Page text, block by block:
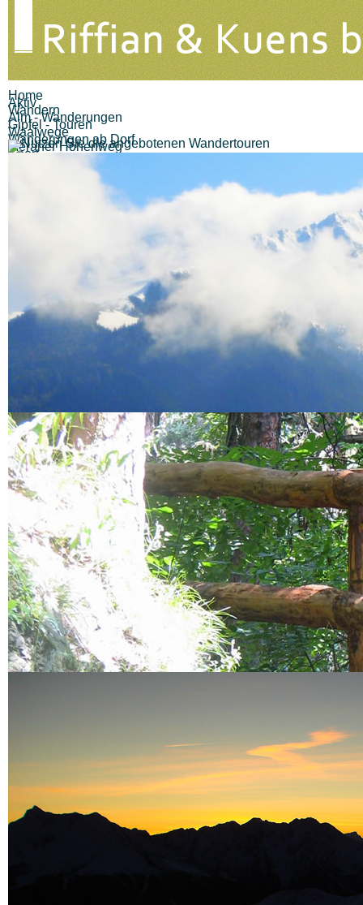
Home
Aktiv
Wandern
Alm - Wanderungen
Gipfel - Touren
Waalwege
Wanderungen ab Dorf
Meraner Höhenweg
Sport
Restaurant Löwenwirt
Pizzeria Eisdiele Pircher
Gasthof Brunner
Gasthaus Pension Walde
Gasthaus Hochegger
Berggasthaus Unteröberst
Hofschank Bergrast
Alle (6) Ergebnisse
anzeigen...
Alle (0) Ergebnisse
Pensionen
anzeigen...
Sonstiges
Urlaub auf dem Bauernhof
Berggasthöfe
Garni
Sehenswertes
Museen
Traktormuseum
Museum Passeier
Touriseum
Messner Mountain Museum
Schlösser
Schloss Tirol
Schloss Schenna
Kirchen
Wallfahrtskirche Riffian
Pfarrkirche Kuens
Sonstiges
Botanischer Garten
Erlebnisbergwerk
Schneeberg
Pflegezentrum für
Vogelfauna
Infos
Vereine
A.S.V Riffian Sektion Ski
Riffian
Über Riffian
Unsere Geschichte
Wallfahrtsort Riffian
Gemeinde Riffian
Kuens
Über Kuens
Pfarrkirche Kuens
Sonstiges
Lage und Anfahrt
Verkehrsbericht